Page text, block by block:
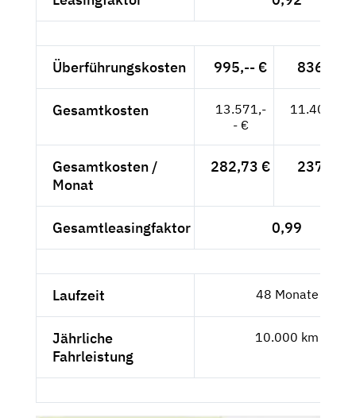
Überführungskosten 995,-- € 836,13 €
Gesamtkosten
13.571,-
- €
11.404,20
Gesamtkosten /
Monat
282,73 € 237,59 €
Gesamtleasingfaktor 0,99
Laufzeit 48 Monate
Jährliche
Fahrleistung
10.000 km